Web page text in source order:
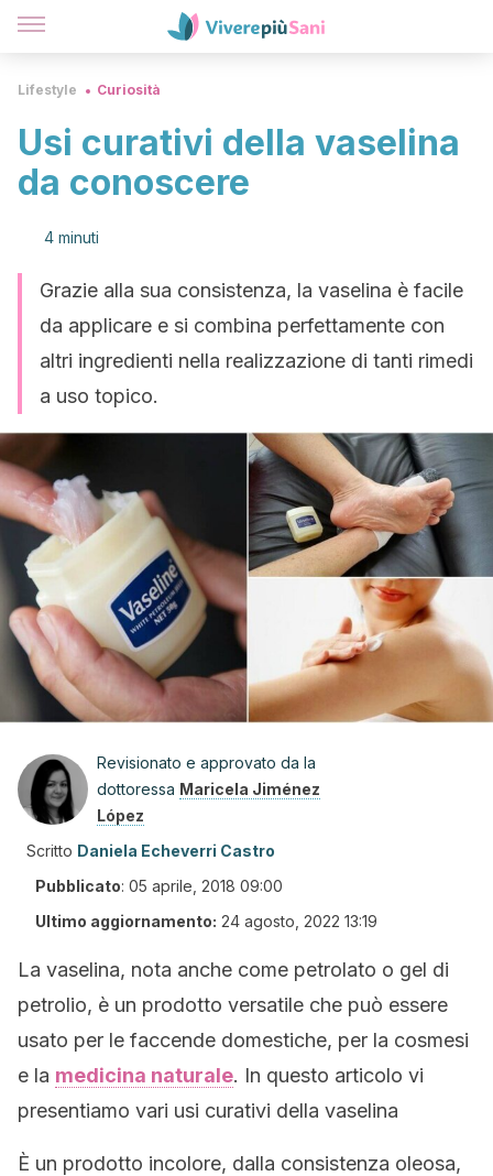
Lifestyle Curiosità
Usi curativi della vaselina
da conoscere
4 minuti
Grazie alla sua consistenza, la vaselina è facile
da applicare e si combina perfettamente con
altri ingredienti nella realizzazione di tanti rimedi
a uso topico.
Revisionato e approvato da la
dottoressa Maricela Jiménez
López
Scritto Daniela Echeverri Castro
Pubblicato: 05 aprile, 2018 09:00
Ultimo aggiornamento: 24 agosto, 2022 13:19
La vaselina, nota anche come petrolato o gel di
petrolio, è un prodotto versatile che può essere
usato per le faccende domestiche, per la cosmesi
e la medicina naturale. In questo articolo vi
presentiamo vari usi curativi della vaselina
È un prodotto incolore, dalla consistenza oleosa,